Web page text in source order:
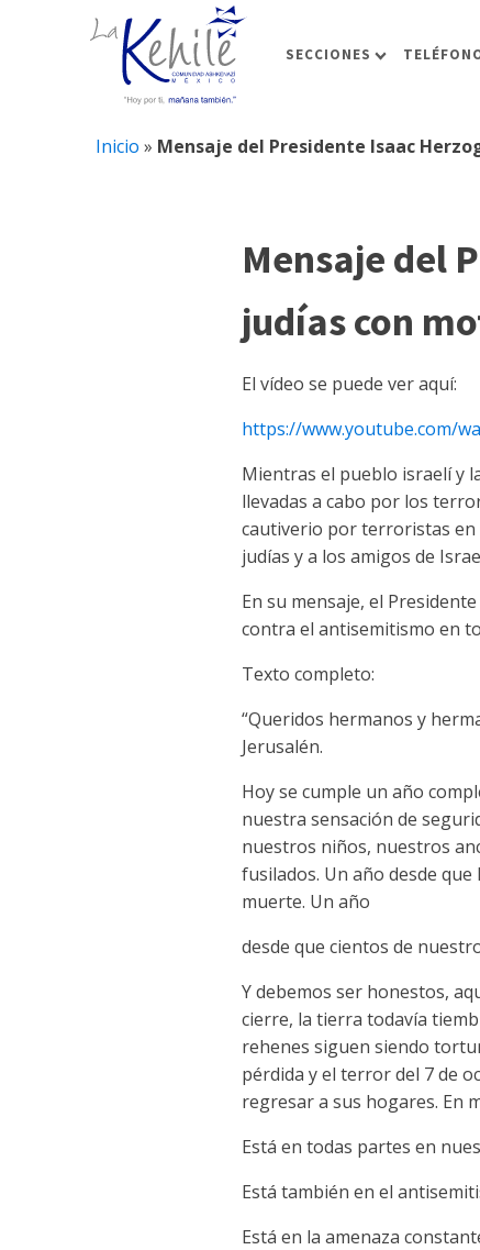
SECCIONES
Inicio » Mensaje del Presidente Isaac
Mensaje del
judías con
El vídeo se puede ver aquí:
https://www.youtube.com/
Mientras el pueblo israelí y
llevadas a cabo por los
cautiverio por terroristas en
judías y a los amigos de
En su mensaje, el
contra el antisemitismo en
Texto completo:
“Queridos hermanos y
Jerusalén.
Hoy se cumple un año
nuestra sensación de
nuestros niños, nuestros
fusilados. Un año desde
muerte. Un año
desde que cientos de
Y debemos ser honestos,
cierre, la tierra todavía
rehenes siguen siendo
pérdida y el terror del 7 de
regresar a sus hogares. En
Está en todas partes en
Está también en el
Está en la amenaza